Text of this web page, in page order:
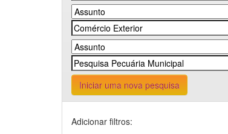
Iniciar uma nova pesquisa
Adicionar filtros: